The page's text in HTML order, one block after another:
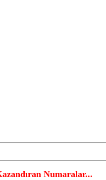
Numaralar...